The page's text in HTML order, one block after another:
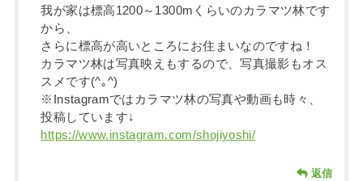
我が家は標高1200～1300mくらいのカラマツ林です
から、
さらに標高が高いところにお住まいなのですね！
カラマツ林は写真映えもするので、写真撮影もオス
スメです(^｡^)
※Instagramではカラマツ林の写真や動画も時々、
投稿しています↓
https://www.instagram.com/shojiyoshi/
返信